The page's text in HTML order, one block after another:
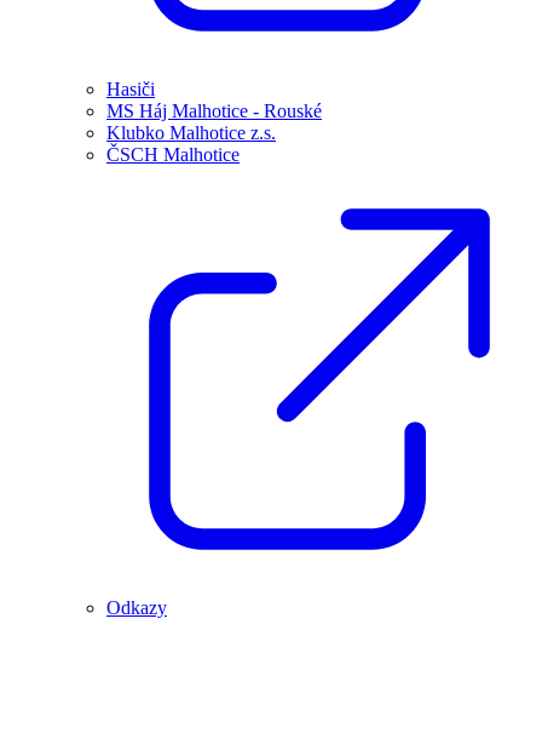
Hasiči
MS Háj Malhotice - Rouské
Klubko Malhotice z.s.
ČSCH Malhotice
Odkazy